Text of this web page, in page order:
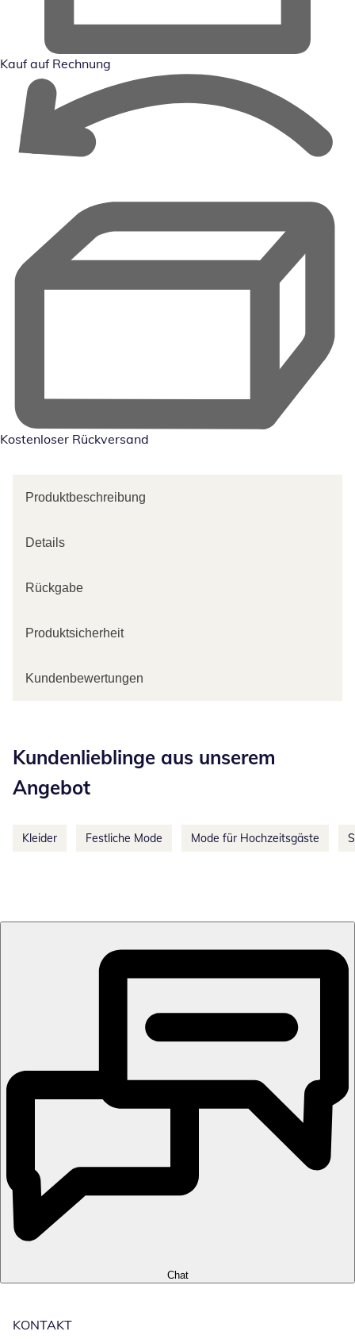
Kauf auf Rechnung
Kostenloser Rückversand
Produktbeschreibung
Details
Rückgabe
Produktsicherheit
Kundenbewertungen
Kundenlieblinge aus unserem
Angebot
Kleider Festliche Mode Mode für Hochzeitsgäste
Chat
KONTAKT